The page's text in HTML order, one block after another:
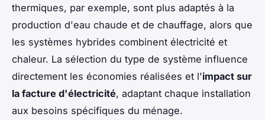
thermiques, par exemple, sont plus adaptés à la
production d'eau chaude et de chauffage, alors que
les systèmes hybrides combinent électricité et
chaleur. La sélection du type de système influence
directement les économies réalisées et l'impact sur
la facture d'électricité, adaptant chaque installation
aux besoins spécifiques du ménage.